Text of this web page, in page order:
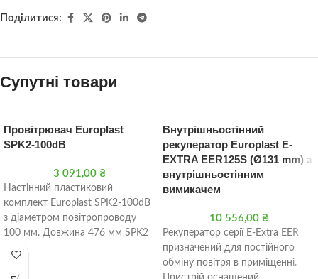
Поділитися:
Супутні товари
Провітрювач Europlast
SPK2-100dB
3 091,00 ₴
Настінний пластиковий
комплект Europlast SPK2-100dB
з діаметром повітропроводу
100 мм. Довжина 476 мм SPK2
Внутрішньостінний
рекуператор Europlast E-
EXTRA EER125S (Ø131 mm) з
внутрішньостінним
вимикачем
10 556,00 ₴
Рекуператор серії E-Extra EER
призначений для постійного
обміну повітря в приміщенні.